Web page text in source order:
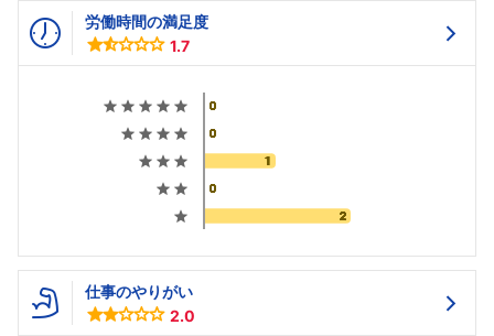
労働時間の満足度
1.7
仕事のやりがい
2.0